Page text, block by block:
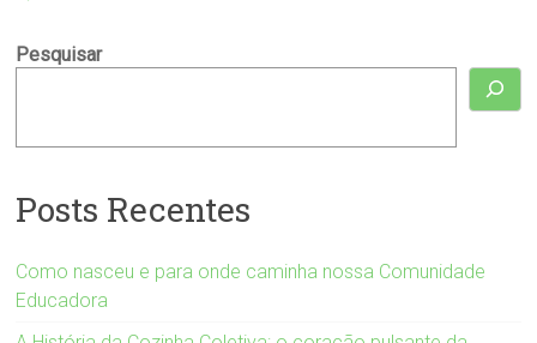
Pesquisar
Posts Recentes
Como nasceu e para onde caminha nossa Comunidade
Educadora